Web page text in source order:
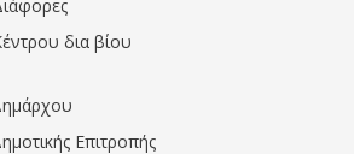
δια βίου
Επιτροπής